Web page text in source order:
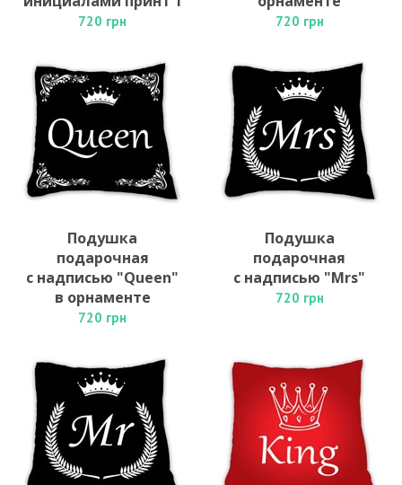
720 грн 720 грн
Подушка
подарочная
с надписью "Queen"
в орнаменте
720 грн
Подушка
подарочная
с надписью "Mrs"
720 грн